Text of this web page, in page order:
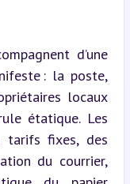
d’une
: la poste,
locaux
étatique. Les
tarifs fixes, des
du courrier,